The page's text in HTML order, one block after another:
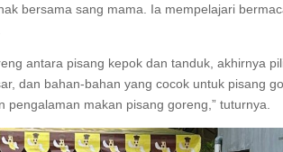
bersama sang mama. Ia mempelajari
antara pisang kepok dan tanduk, akhirnya
dan bahan-bahan yang cocok untuk pisang
makan pisang goreng,” tuturnya.